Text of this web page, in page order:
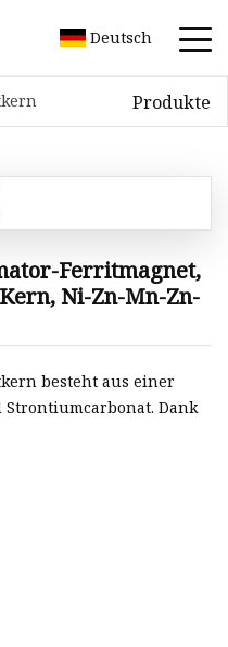
Deutsch
Produkte
Ferritmagnet,
Ni-Zn-Mn-Zn-
besteht aus einer
Dank